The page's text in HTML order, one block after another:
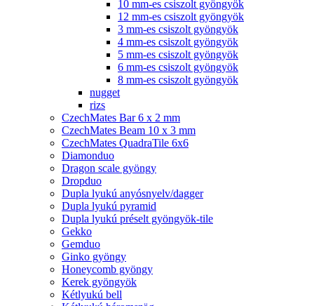
10 mm-es csiszolt gyöngyök
12 mm-es csiszolt gyöngyök
3 mm-es csiszolt gyöngyök
4 mm-es csiszolt gyöngyök
5 mm-es csiszolt gyöngyök
6 mm-es csiszolt gyöngyök
8 mm-es csiszolt gyöngyök
nugget
rizs
CzechMates Bar 6 x 2 mm
CzechMates Beam 10 x 3 mm
CzechMates QuadraTile 6x6
Diamonduo
Dragon scale gyöngy
Dropduo
Dupla lyukú anyósnyelv/dagger
Dupla lyukú pyramid
Dupla lyukú préselt gyöngyök-tile
Gekko
Gemduo
Ginko gyöngy
Honeycomb gyöngy
Kerek gyöngyök
Kétlyukú bell